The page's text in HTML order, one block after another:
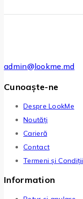
admin@lookme.md
Cunoaște-ne
Despre LookMe
Noutăți
Carieră
Contact
Termeni și Condiții
Information